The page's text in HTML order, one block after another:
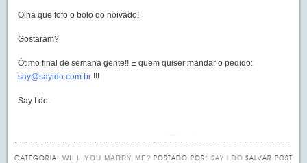
Olha que fofo o bolo do noivado!
Gostaram?
Ótimo final de semana gente!! E quem quiser mandar o pedido:
say@sayido.com.br !!!
Say I do.
CATEGORIA:WILL YOU MARRY ME? SALVAR POST
POSTADO POR: SAY I DO